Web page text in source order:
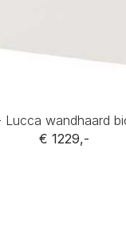
Lucca wandhaard
€ 1229,-